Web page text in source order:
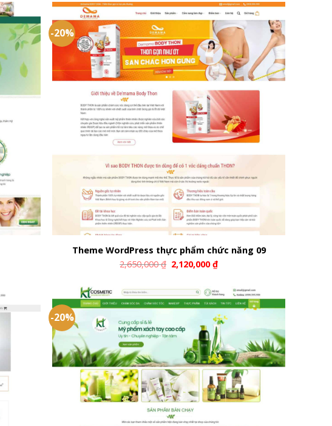
-20%
Theme WordPress thực phẩm chức năng 09
2,650,000₫ 2,120,000₫
-20%